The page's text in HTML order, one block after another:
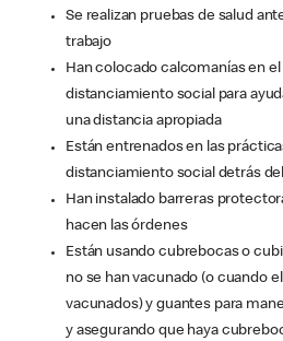
Se realizan pruebas de salud
trabajo
Han colocado calcomanías en
distanciamiento social para
una distancia apropiada
Están entrenados en las
distanciamiento social detrás
Han instalado barreras
hacen las órdenes
Están usando cubrebocas o
no se han vacunado (o cuando
vacunados) y guantes para
y asegurando que haya